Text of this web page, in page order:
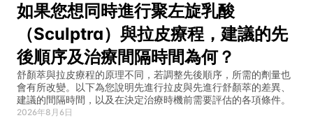
如果您想同時進行聚左旋乳酸
（Sculptra）與拉皮療程，建議的先
後順序及治療間隔時間為何？
舒顏萃與拉皮療程的原理不同，若調整先後順序，所需的劑量也
會有所改變。以下為您說明先進行拉皮與先進行舒顏萃的差異、
建議的間隔時間，以及在決定治療時機前需要評估的各項條件。
2026年8月6日